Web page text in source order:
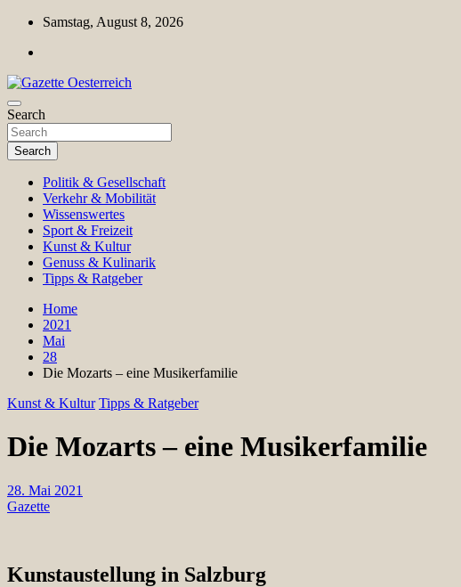
Skip
content
Samstag, August 8, 2026
Gazette Oesterreich
Magazin für Freizeit, Politik, Kultur & Wissenschaft
Search
Search
Politik & Gesellschaft
Verkehr & Mobilität
Wissenswertes
Sport & Freizeit
Kunst & Kultur
Genuss & Kulinarik
Tipps & Ratgeber
Home
2021
Mai
28
Die Mozarts – eine Musikerfamilie
Kunst & Kultur Tipps & Ratgeber
Die Mozarts – eine Musikerfamilie
28. Mai 2021
Gazette
Kunstaustellung in Salzburg